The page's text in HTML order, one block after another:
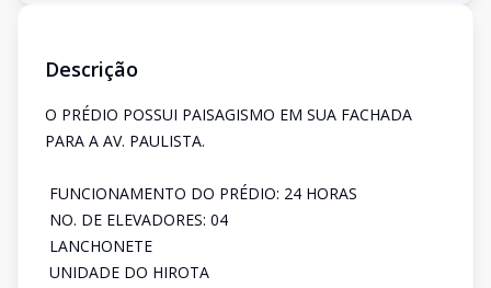
Descrição
O PRÉDIO POSSUI PAISAGISMO EM SUA FACHADA
PARA A AV. PAULISTA.
 FUNCIONAMENTO DO PRÉDIO: 24 HORAS
 NO. DE ELEVADORES: 04
 LANCHONETE
 UNIDADE DO HIROTA